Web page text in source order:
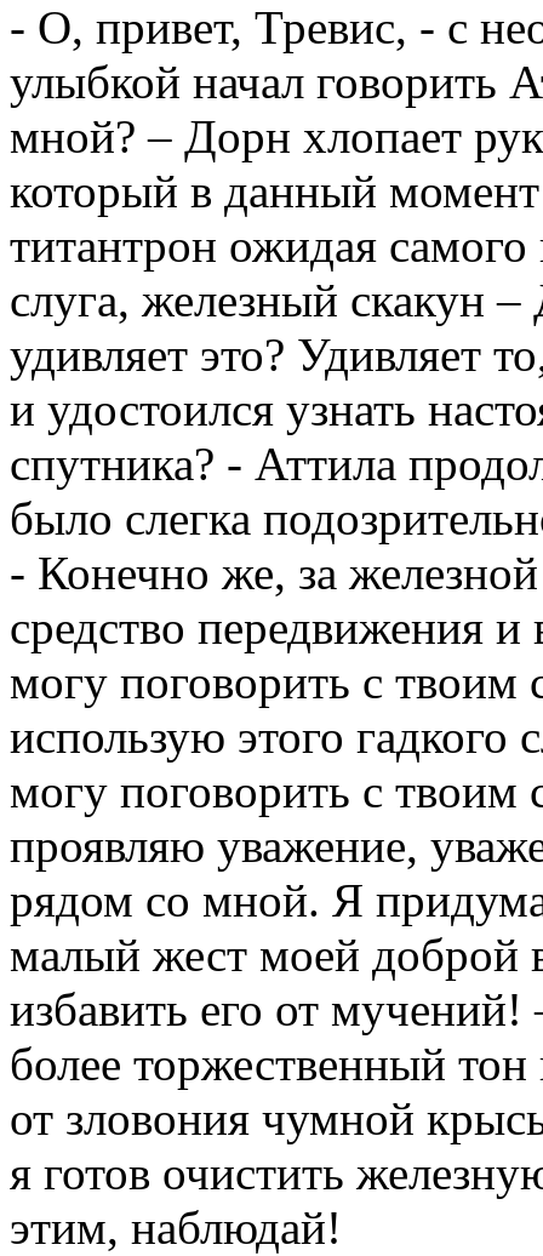
- О, привет, Тревис, - с
улыбкой начал говорить
мной? – Дорн хлопает
который в данный
титантрон ожидая
слуга, железный скакун
удивляет это? Удивляет
и удостоился узнать
спутника? - Аттила
было слегка
- Конечно же, за
средство передвижения
могу поговорить с твоим
использую этого гадкого
могу поговорить с твоим
проявляю уважение,
рядом со мной. Я
малый жест моей доброй
избавить его от
более торжественный тон
от зловония чумной
я готов очистить
этим, наблюдай!